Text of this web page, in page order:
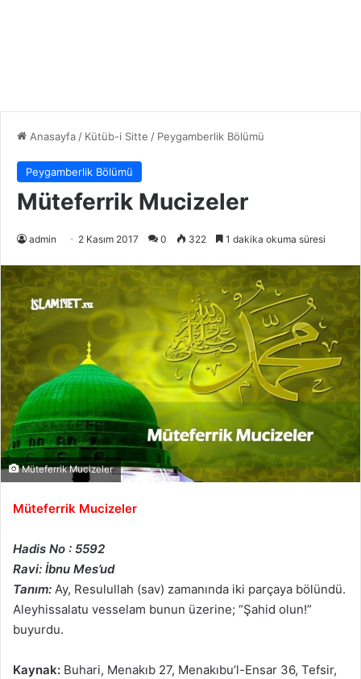
Anasayfa/ Kütüb-i Sitte / Peygamberlik Bölümü
Peygamberlik Bölümü
Müteferrik Mucizeler
admin 2 Kasım 2017 0 322 1 dakika okuma süresi
Müteferrik Mucizeler
Müteferrik Mucizeler
Hadis No : 5592
Ravi: İbnu Mes’ud
Tanım: Ay, Resulullah (sav) zamanında iki parçaya bölündü.
Aleyhissalatu vesselam bunun üzerine; “Şahid olun!”
buyurdu.
Kaynak: Buhari, Menakıb 27, Menakıbu’l-Ensar 36, Tefsir,